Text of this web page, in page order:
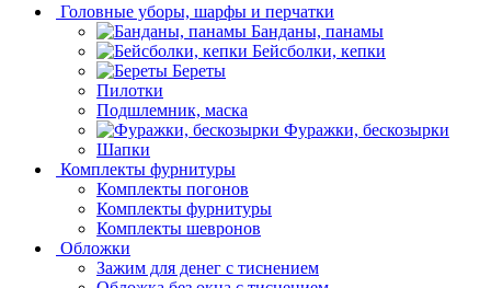
Головные уборы, шарфы и перчатки
Банданы, панамы
Бейсболки, кепки
Береты
Пилотки
Подшлемник, маска
Фуражки, бескозырки
Шапки
Комплекты фурнитуры
Комплекты погонов
Комплекты фурнитуры
Комплекты шевронов
Обложки
Зажим для денег с тиснением